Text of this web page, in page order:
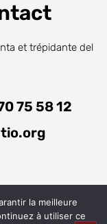
et trépidante del
75 58 12
la meilleure
à utiliser ce